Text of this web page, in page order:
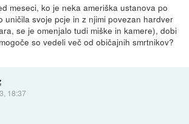
meseci, ko je neka ameriška ustanova po
uničila svoje pcje in z njimi povezan hardver
se je omenjalo tudi miške in kamere), dobi
so vedeli več od običajnih smrtnikov?
18:37